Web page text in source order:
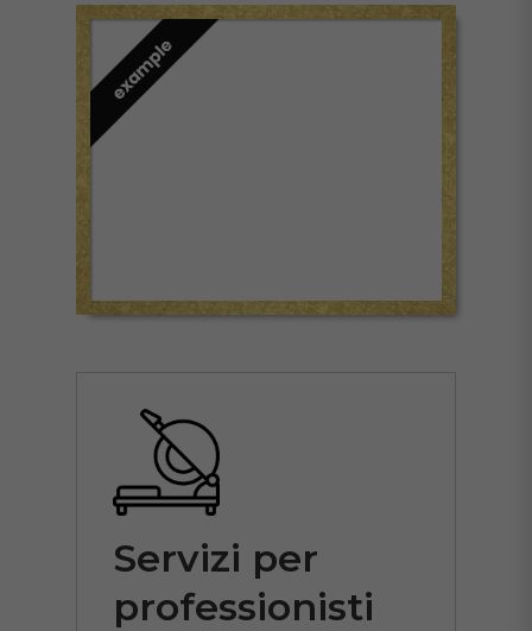
Servizi per
professionisti